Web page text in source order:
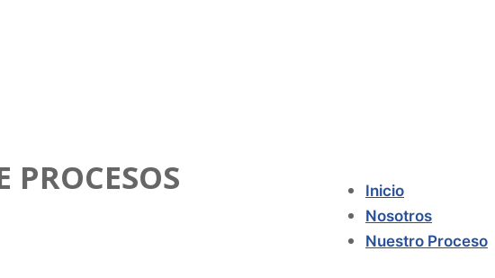
Inicio
Nosotros
Nuestro Proceso
PROCESOS